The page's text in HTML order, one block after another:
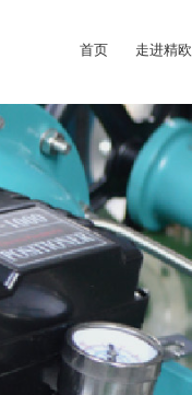
首页 走进精欧